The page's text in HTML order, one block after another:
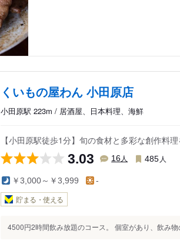
くいもの屋わん 小田原店
小田原駅 223m / 居酒屋、日本料理、海鮮
【小田原駅徒歩1分】旬の食材と多彩な創作料
3.03 16人 485 人
￥3,000～￥3,999 -
貯まる・使える
4500円2時間飲み放題のコース。 個室があり、飲み